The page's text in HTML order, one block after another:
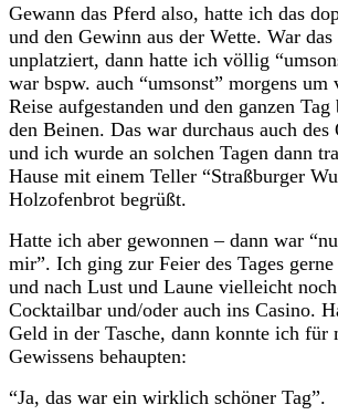
Gewann das Pferd also, hatte ich das
und den Gewinn aus der Wette. War das
unplatziert, dann hatte ich völlig
war bspw. auch “umsonst” morgens
Reise aufgestanden und den ganzen
den Beinen. Das war durchaus auch
und ich wurde an solchen Tagen dann
Hause mit einem Teller “Straßburger
Holzofenbrot begrüßt.
Hatte ich aber gewonnen – dann war
mir”. Ich ging zur Feier des Tages gerne
und nach Lust und Laune vielleicht
Cocktailbar und/oder auch ins Casino.
Geld in der Tasche, dann konnte ich für
Gewissens behaupten:
“Ja, das war ein wirklich schöner Tag”.